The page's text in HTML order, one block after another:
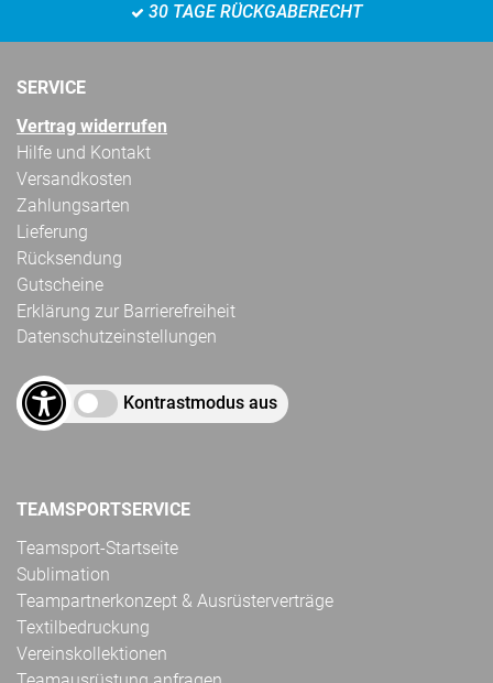
30 TAGE RÜCKGABERECHT
SERVICE
Vertrag widerrufen
Hilfe und Kontakt
Versandkosten
Zahlungsarten
Lieferung
Rücksendung
Gutscheine
Erklärung zur Barrierefreiheit
Datenschutzeinstellungen
Kontrastmodus aus
TEAMSPORTSERVICE
Teamsport-Startseite
Sublimation
Teampartnerkonzept & Ausrüsterverträge
Textilbedruckung
Vereinskollektionen